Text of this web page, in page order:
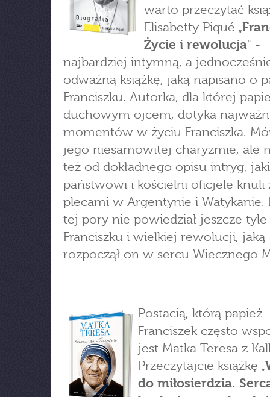
warto przeczytać
Elisabetty Piqué „
Życie i rewolucja" -
najbardziej intymną, a
odważną książkę, jaką napisano o
Franciszku. Autorka, dla której
duchowym ojcem, dotyka
momentów w życiu Franciszka.
jego niesamowitej charyzmie, ale
też od dokładnego opisu intryg,
państwowi i kościelni oficjele knuli
plecami w Argentynie i Watykanie.
tej pory nie powiedział jeszcze
Franciszku i wielkiej rewolucji, jaką
rozpoczął on w sercu Wiecznego
Postacią, którą papież
Franciszek często
jest Matka Teresa z
Przeczytajcie książkę „
do miłosierdzia.